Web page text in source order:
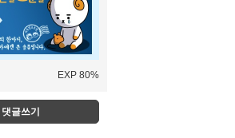
EXP 80%
댓글쓰기